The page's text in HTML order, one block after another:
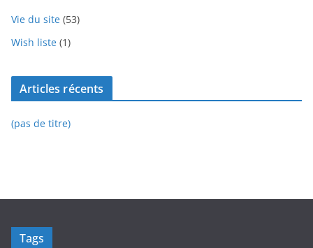
Vie du site (53)
Wish liste (1)
Articles récents
(pas de titre)
Tags